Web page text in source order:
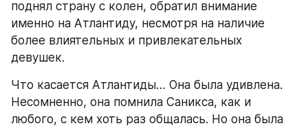
поднял страну с колен, обратил внимание
именно на Атлантиду, несмотря на наличие
более влиятельных и привлекательных
девушек.
Что касается Атлантиды… Она была удивлена.
Несомненно, она помнила Саникса, как и
любого, с кем хоть раз общалась. Но она была